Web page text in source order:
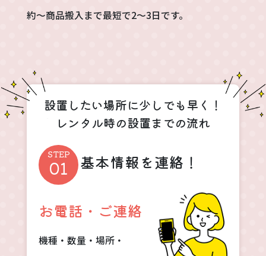
約～商品搬入まで最短で2～3日です。
設置したい場所に少しでも早く！
レンタル時の設置までの流れ
基本情報を連絡！
お電話・ご連絡
機種・数量・場所・